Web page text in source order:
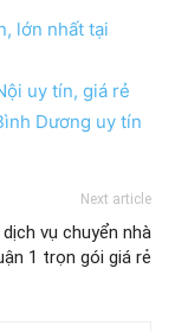
lớn nhất tại
uy tín, giá rẻ
Dương uy tín
Next article
vụ chuyển nhà
1 trọn gói giá rẻ